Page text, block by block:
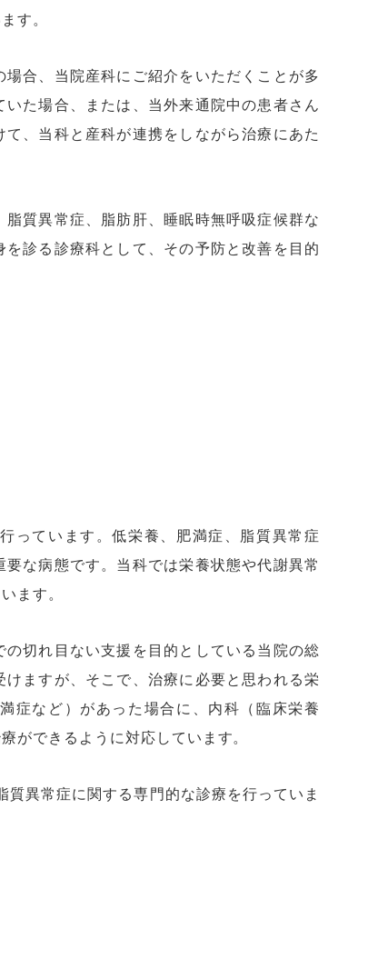
す。
合、当院産科にご紹介をいただくことが多
た場合、または、当外来通院中の患者さん
、当科と産科が連携をしながら治療にあた
質異常症、脂肪肝、睡眠時無呼吸症候群な
診る診療科として、その予防と改善を目的
っています。低栄養、肥満症、脂質異常症
な病態です。当科では栄養状態や代謝異常
ます。
切れ目ない支援を目的としている当院の総
ますが、そこで、治療に必要と思われる栄
症など）があった場合に、内科（臨床栄養
ができるように対応しています。
質異常症に関する専門的な診療を行っていま